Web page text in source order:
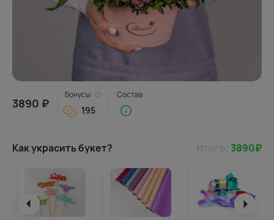
3890 ₽
Бонусы
195
Состав
Как украсить букет? 3890₽